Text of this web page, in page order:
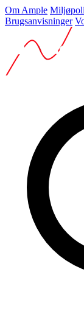
Om Ample
Brugsanvisninger